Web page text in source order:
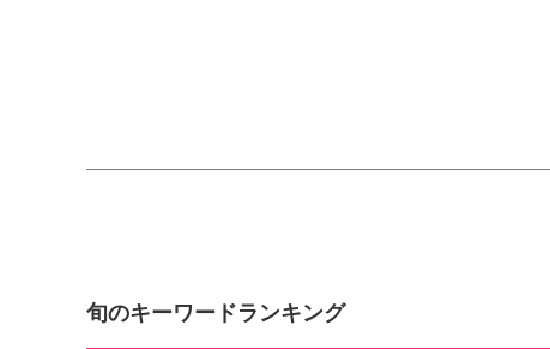
旬のキーワードランキング